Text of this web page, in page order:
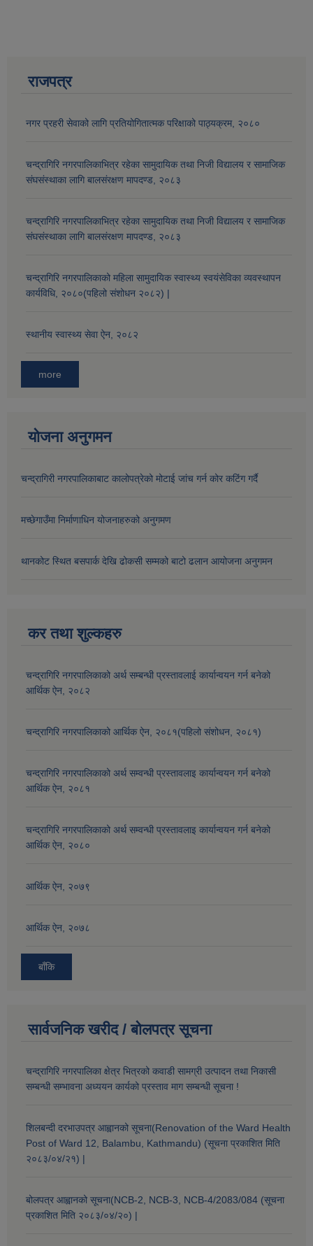
राजपत्र
नगर प्रहरी सेवाको लागि प्रतियोगितात्मक परिक्षाको पाठ्यक्रम, २०८०
चन्द्रागिरि नगरपालिकाभित्र रहेका सामुदायिक तथा निजी विद्यालय र सामाजिक
संघसंस्थाका लागि बालसंरक्षण मापदण्ड, २०८३
चन्द्रागिरि नगरपालिकाभित्र रहेका सामुदायिक तथा निजी विद्यालय र सामाजिक
संघसंस्थाका लागि बालसंरक्षण मापदण्ड, २०८३
चन्द्रागिरि नगरपालिकाको महिला सामुदायिक स्वास्थ्य स्वयंसेविका व्यवस्थापन
कार्यविधि, २०८०(पहिलो संशोधन २०८२) |
स्थानीय स्वास्थ्य सेवा ऐन, २०८२
more
योजना अनुगमन
चन्द्रागिरी नगरपालिकाबाट कालोपत्रेको मोटाई जांच गर्न कोर कटिंग गर्दै
मच्छेगाउँमा निर्माणाधिन योजनाहरुको अनुगमण
थानकोट स्थित बसपार्क देखि ढोकसी सम्मको बाटो ढलान आयोजना अनुगमन
कर तथा शुल्कहरु
चन्द्रागिरि नगरपालिकाको अर्थ सम्बन्धी प्रस्तावलाई कार्यान्वयन गर्न बनेको
आर्थिक ऐन, २०८२
चन्द्रागिरि नगरपालिकाको आर्थिक ऐन, २०८१(पहिलो संशोधन, २०८१)
चन्द्रागिरि नगरपालिकाको अर्थ सम्वन्धी प्रस्तावलाइ कार्यान्वयन गर्न बनेको
आर्थिक ऐन, २०८१
चन्द्रागिरि नगरपालिकाको अर्थ सम्वन्धी प्रस्तावलाइ कार्यान्वयन गर्न बनेको
आर्थिक ऐन, २०८०
आर्थिक ऐन, २०७९
आर्थिक ऐन, २०७८
बाँकि
सार्वजनिक खरीद / बोलपत्र सूचना
चन्द्रागिरि नगरपालिका क्षेत्र भित्रको कवाडी सामग्री उत्पादन तथा निकासी
सम्बन्धी सम्भावना अध्ययन कार्यको प्रस्ताव माग सम्बन्धी सूचना !
शिलबन्दी दरभाउपत्र आह्वानको सूचना(Renovation of the Ward Health
Post of Ward 12, Balambu, Kathmandu) (सूचना प्रकाशित मिति
२०८३/०४/२१) |
बोलपत्र आह्वानको सूचना(NCB-2, NCB-3, NCB-4/2083/084 (सूचना
प्रकाशित मिति २०८३/०४/२०) |